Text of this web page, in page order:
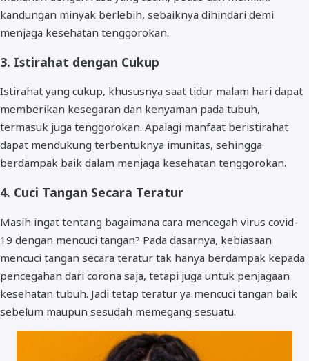
kandungan minyak berlebih, sebaiknya dihindari demi
menjaga kesehatan tenggorokan.
3. Istirahat dengan Cukup
Istirahat yang cukup, khususnya saat tidur malam hari dapat
memberikan kesegaran dan kenyaman pada tubuh,
termasuk juga tenggorokan. Apalagi manfaat beristirahat
dapat mendukung terbentuknya imunitas, sehingga
berdampak baik dalam menjaga kesehatan tenggorokan.
4. Cuci Tangan Secara Teratur
Masih ingat tentang bagaimana cara mencegah virus covid-
19 dengan mencuci tangan? Pada dasarnya, kebiasaan
mencuci tangan secara teratur tak hanya berdampak kepada
pencegahan dari corona saja, tetapi juga untuk penjagaan
kesehatan tubuh. Jadi tetap teratur ya mencuci tangan baik
sebelum maupun sesudah memegang sesuatu.